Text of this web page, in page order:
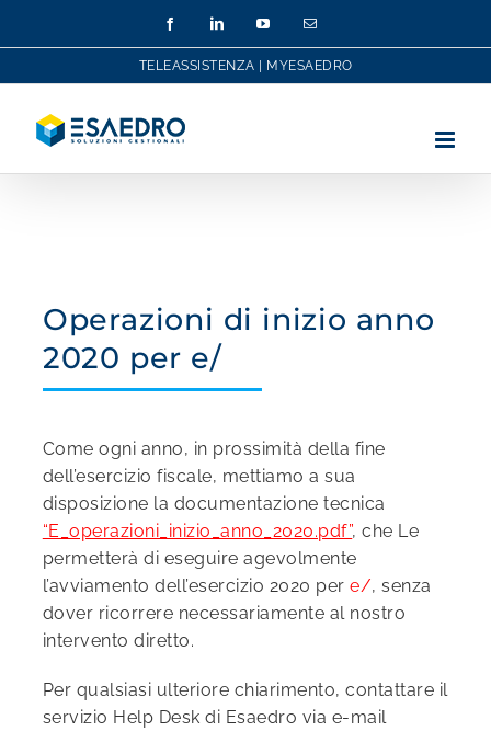
FacebookLinkedInYouTubeEmail
TELEASSISTENZA MYESAEDRO
Operazioni di inizio anno
2020 per e/
Come ogni anno, in prossimità della fine
dell’esercizio fiscale, mettiamo a sua
disposizione la documentazione tecnica
“E_operazioni_inizio_anno_2020.pdf”, che Le
permetterà di eseguire agevolmente
l’avviamento dell’esercizio 2020 pere/, senza
dover ricorrere necessariamente al nostro
intervento diretto.
Per qualsiasi ulteriore chiarimento, contattare il
servizio Help Desk di Esaedro via e-mail